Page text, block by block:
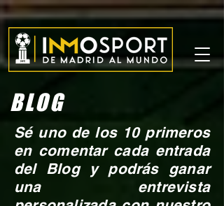
BLOG
Sé uno de los 10 primeros
en comentar cada entrada
del Blog y podrás ganar
una entrevista